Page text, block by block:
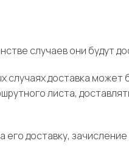
случаев они будут
случаях доставка
листа,
доставку,